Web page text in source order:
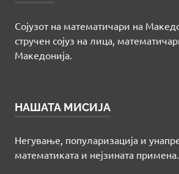
Сојузот на математичари на
стручен сојуз на лица,
Македонија.
НАШАТА МИСИЈА
Негување, популаризација и
математиката и нејзината примена.